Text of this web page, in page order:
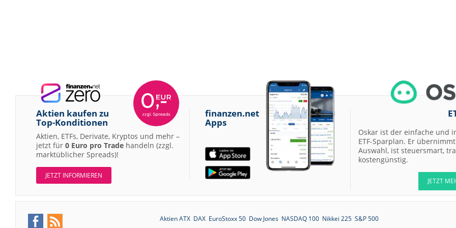
07.08.26
RATIONAL Buy
07.08.26
Merck Kaufen
07.08.26
Kontron Kaufen
07.08.26
Daimler Truck Buy
Airbus Hold
07.08.26
Aktien kaufen zu
Top-Konditionen
Aktien, ETFs, Derivate, Kryptos und mehr –
jetzt für 0 Euro pro Trade handeln (zzgl.
marktüblicher Spreads)!
JETZT INFORMIEREN
finanzen.net
Apps
Oskar ist der einfache und
ETF-Sparplan. Er übernimmt
Auswahl, ist steuersmart,
kostengünstig.
JETZT
Aktien ATX DAX EuroStoxx 50 Dow Jones NASDAQ 100 Nikkei 225 S&P 500